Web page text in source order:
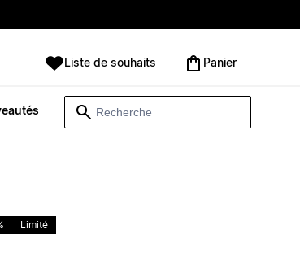
Liste de souhaits Panier
Limité